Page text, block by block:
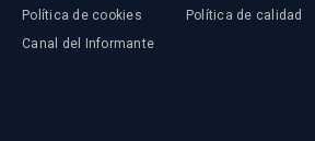
Política de cookies
Política de calidad
Canal del Informante